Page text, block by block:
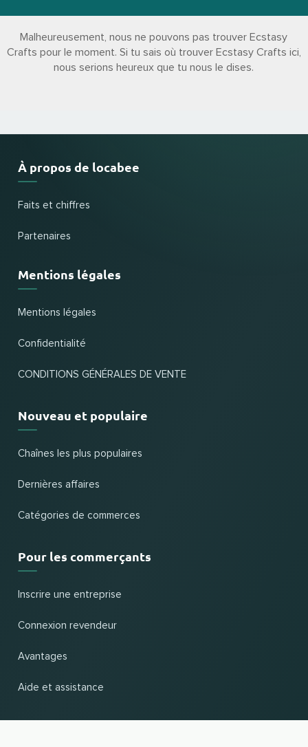
Malheureusement, nous ne pouvons pas trouver Ecstasy
Crafts pour le moment. Si tu sais où trouver Ecstasy Crafts ici,
nous serions heureux que tu nous le dises.
À propos de locabee
Faits et chiffres
Partenaires
Mentions légales
Mentions légales
Confidentialité
CONDITIONS GÉNÉRALES DE VENTE
Nouveau et populaire
Chaînes les plus populaires
Dernières affaires
Catégories de commerces
Pour les commerçants
Inscrire une entreprise
Connexion revendeur
Avantages
Aide et assistance